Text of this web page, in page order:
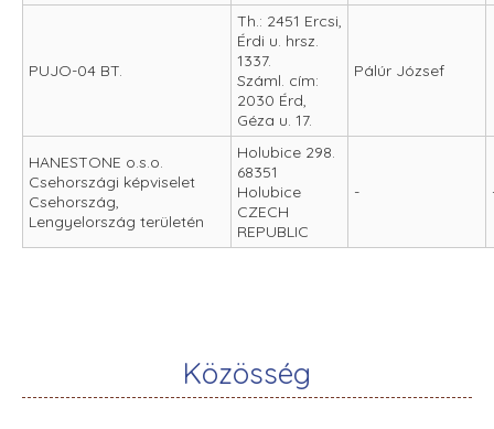
PUJO-04 BT.
Th.: 2451 Ercsi,
Érdi u. hrsz.
1337.
Száml. cím:
2030 Érd,
Géza u. 17.
Pálúr József
HANESTONE o.s.o.
Csehországi képviselet
Csehország,
Lengyelország területén
Holubice 298.
68351
Holubice
CZECH
REPUBLIC
-
Közösség